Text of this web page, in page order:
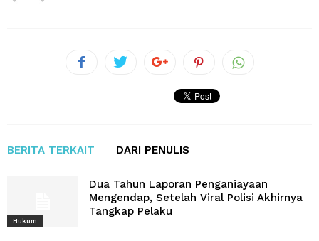
BERITA TERKAIT DARI PENULIS
Hukum
Dua Tahun Laporan Penganiayaan
Mengendap, Setelah Viral Polisi Akhirnya
Tangkap Pelaku